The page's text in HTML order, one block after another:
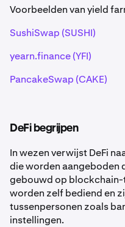
Voorbeelden van yield
SushiSwap (SUSHI)
yearn.finance (YFI)
PancakeSwap (CAKE)
DeFi begrijpen
In wezen verwijst DeFi
die worden aangeboden
gebouwd op
worden zelf bediend en
tussenpersonen zoals
instellingen.